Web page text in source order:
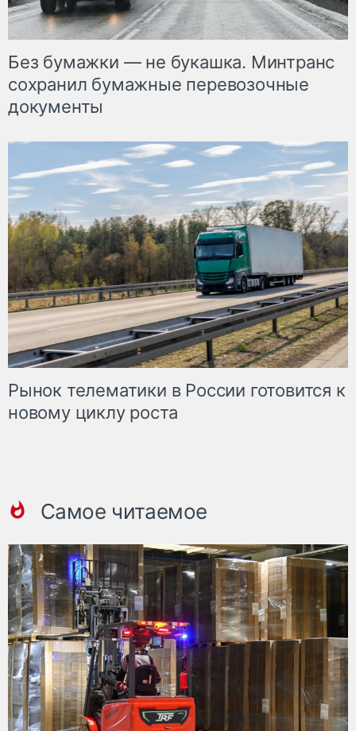
Без бумажки — не букашка. Минтранс
сохранил бумажные перевозочные
документы
Рынок телематики в России готовится к
новому циклу роста
Самое читаемое